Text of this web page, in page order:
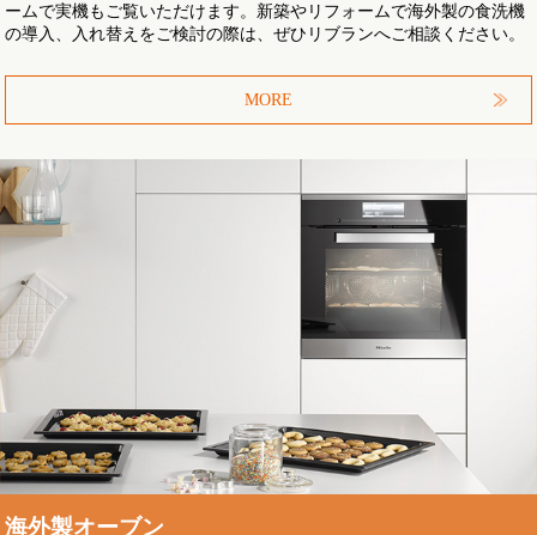
ームで実機もご覧いただけます。新築やリフォームで海外製の食洗機
の導入、入れ替えをご検討の際は、ぜひリブランへご相談ください。
MORE
海外製オーブン